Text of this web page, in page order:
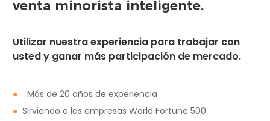
venta minorista inteligente.
Utilizar nuestra experiencia para trabajar con
usted y ganar más participación de mercado.
●
Más de 20 años de experiencia
●Sirviendo a las empresas World Fortune 500